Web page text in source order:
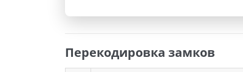
Перекодировка замков